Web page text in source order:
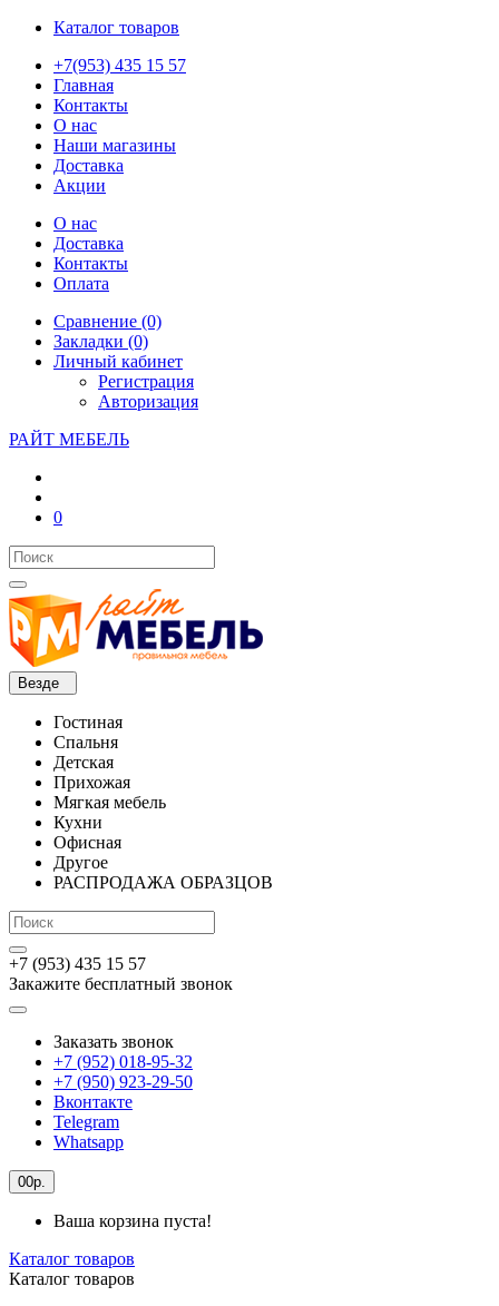
Каталог товаров
+7(953) 435 15 57
Главная
Контакты
О нас
Наши магазины
Доставка
Акции
О нас
Доставка
Контакты
Оплата
Сравнение (0)
Закладки (0)
Личный кабинет
Регистрация
Авторизация
РАЙТ МЕБЕЛЬ
0
Везде
Гостиная
Спальня
Детская
Прихожая
Мягкая мебель
Кухни
Офисная
Другое
РАСПРОДАЖА ОБРАЗЦОВ
+7 (953) 435 15 57
Закажите бесплатный звонок
Заказать звонок
+7 (952) 018-95-32
+7 (950) 923-29-50
Вконтакте
Telegram
Whatsapp
00р.
Ваша корзина пуста!
Каталог товаров
Каталог товаров